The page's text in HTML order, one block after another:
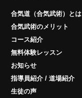
合気道（合気武術）とは
合気武術のメリット
コース紹介
無料体験レッスン
お知らせ
指導員紹介 / 道場紹介
生徒の声